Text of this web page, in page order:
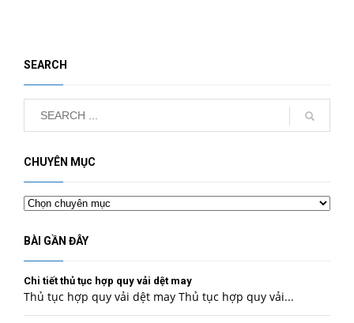
SEARCH
CHUYÊN MỤC
Chuyên
mục
BÀI GẦN ĐÂY
Chi tiết thủ tục hợp quy vải dệt may
Thủ tục hợp quy vải dệt may Thủ tục hợp quy vải...